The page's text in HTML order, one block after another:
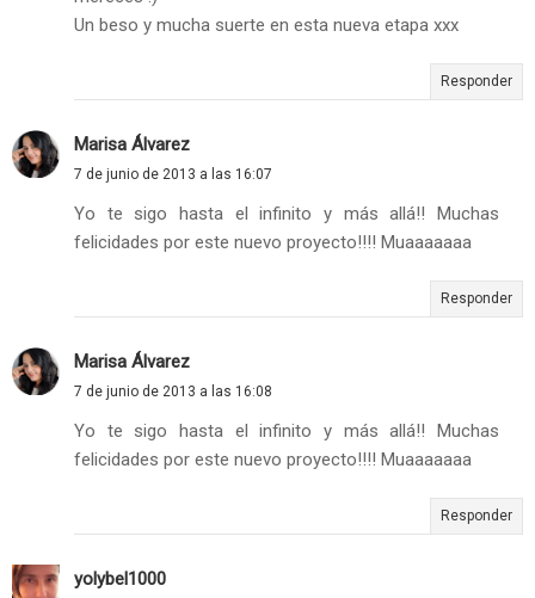
Un beso y mucha suerte en esta nueva etapa xxx
Responder
Marisa Álvarez
7 de junio de 2013 a las 16:07
Yo te sigo hasta el infinito y más allá!! Muchas
felicidades por este nuevo proyecto!!!! Muaaaaaaa
Responder
Marisa Álvarez
7 de junio de 2013 a las 16:08
Yo te sigo hasta el infinito y más allá!! Muchas
felicidades por este nuevo proyecto!!!! Muaaaaaaa
Responder
yolybel1000